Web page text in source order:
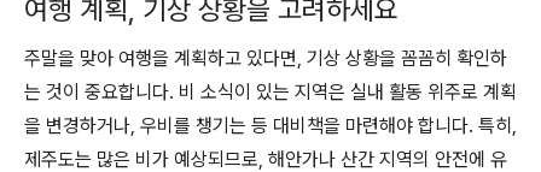
여행 계획, 기상 상황을 고려하세요
주말을 맞아 여행을 계획하고 있다면, 기상 상황을 꼼꼼히 확인하
는 것이 중요합니다. 비 소식이 있는 지역은 실내 활동 위주로 계획
을 변경하거나, 우비를 챙기는 등 대비책을 마련해야 합니다. 특히,
제주도는 많은 비가 예상되므로, 해안가나 산간 지역의 안전에 유